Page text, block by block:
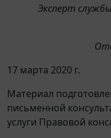
Эксперт
17 марта 2020 г.
Материал
письменной
услуги Правовой